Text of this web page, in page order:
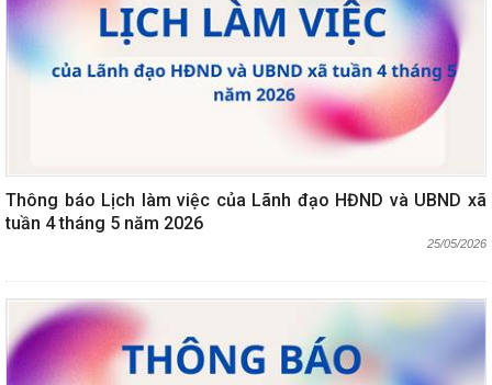
Thông báo Lịch làm việc của Lãnh đạo HĐND và UBND xã
tuần 4 tháng 5 năm 2026
25/05/2026